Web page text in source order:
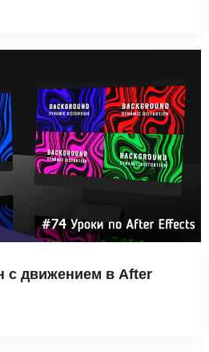
с движением в After